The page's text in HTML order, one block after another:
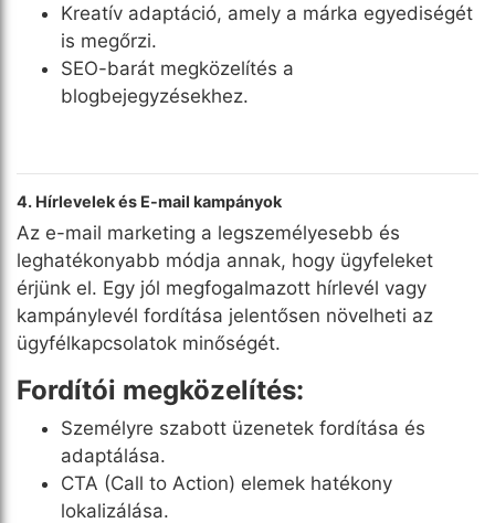
Kreatív adaptáció, amely a márka egyediségét
is megőrzi.
SEO-barát megközelítés a
blogbejegyzésekhez.
4. Hírlevelek és E-mail kampányok
Az e-mail marketing a legszemélyesebb és
leghatékonyabb módja annak, hogy ügyfeleket
érjünk el. Egy jól megfogalmazott hírlevél vagy
kampánylevél fordítása jelentősen növelheti az
ügyfélkapcsolatok minőségét.
Fordítói megközelítés:
Személyre szabott üzenetek fordítása és
adaptálása.
CTA (Call to Action) elemek hatékony
lokalizálása.